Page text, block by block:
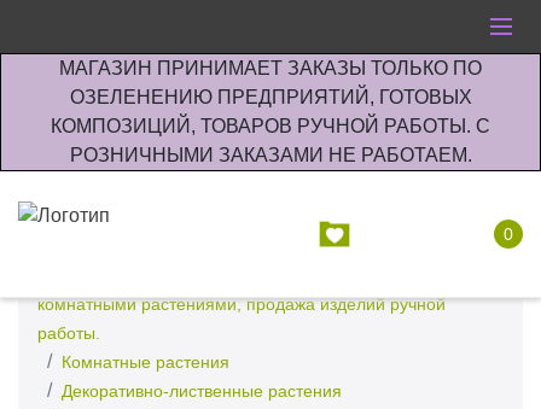
МАГАЗИН ПРИНИМАЕТ ЗАКАЗЫ ТОЛЬКО ПО
ОЗЕЛЕНЕНИЮ ПРЕДПРИЯТИЙ, ГОТОВЫХ
КОМПОЗИЦИЙ, ТОВАРОВ РУЧНОЙ РАБОТЫ. С
РОЗНИЧНЫМИ ЗАКАЗАМИ НЕ РАБОТАЕМ.
0
комнатными растениями, продажа изделий ручной
работы.
Комнатные растения
Декоративно-лиственные растения